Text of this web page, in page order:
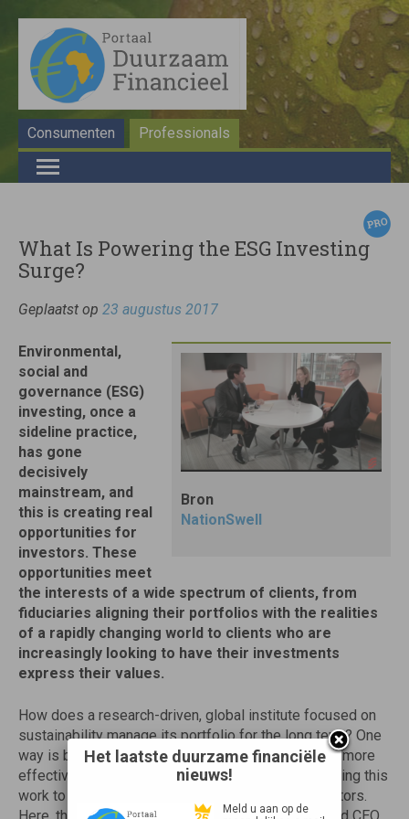
Consumenten Professionals
What Is Powering the ESG Investing
Surge?
Geplaatst op 23 augustus 2017
Bron
NationSwell
Environmental,
social and
governance (ESG)
investing, once a
sideline practice,
has gone
decisively
mainstream, and
this is creating real
opportunities for
investors. These
opportunities meet
the interests of a wide spectrum of clients, from
fiduciaries aligning their portfolios with the realities
of a rapidly changing world to clients who are
increasingly looking to have their investments
express their values.
How does a research-driven, global institute focused on
sustainability manage its portfolio for the long term? One
way is by leveraging its own research on trends to more
effectively steward their endowment while also using this
work to create a model for other institutional investors.
Het laatste duurzame financiële
nieuws!
Meld u aan op de